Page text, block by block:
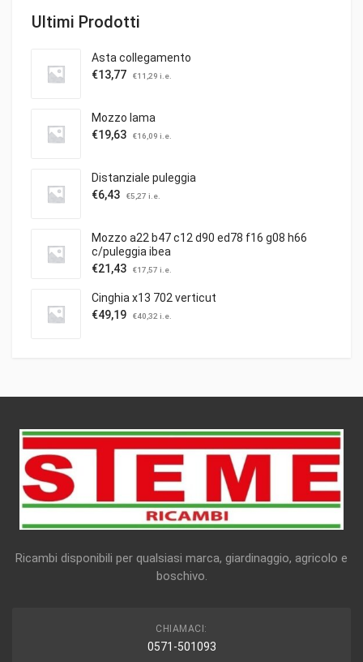
Ultimi Prodotti
Asta collegamento
€13,77 €11,29 i.e.
Mozzo lama
€19,63 €16,09 i.e.
Distanziale puleggia
€6,43 €5,27 i.e.
Mozzo a22 b47 c12 d90 ed78 f16 g08 h66
c/puleggia ibea
€21,43 €17,57 i.e.
Cinghia x13 702 verticut
€49,19 €40,32i.e.
Ricambi disponibili per qualsiasi marca, giardinaggio, agricolo e
boschivo.
CHIAMACI:
0571-501093